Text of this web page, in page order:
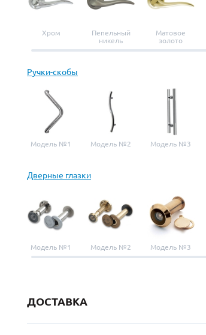
Хром
Пепельный
никель
Матовое
золото
Ручки-скобы
Модель №1 Модель №2 Модель №3
Дверные глазки
Модель №1 Модель №2 Модель №3
ДОСТАВКА